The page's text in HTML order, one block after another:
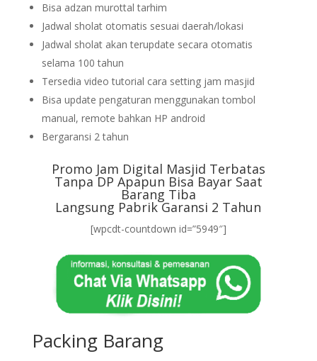
Bisa adzan murottal tarhim
Jadwal sholat otomatis sesuai daerah/lokasi
Jadwal sholat akan terupdate secara otomatis
selama 100 tahun
Tersedia video tutorial cara setting jam masjid
Bisa update pengaturan menggunakan tombol
manual, remote bahkan HP android
Bergaransi 2 tahun
Promo Jam Digital Masjid Terbatas
Tanpa DP Apapun Bisa Bayar Saat
Barang Tiba
Langsung Pabrik Garansi 2 Tahun
[wpcdt-countdown id=”5949″]
Packing Barang